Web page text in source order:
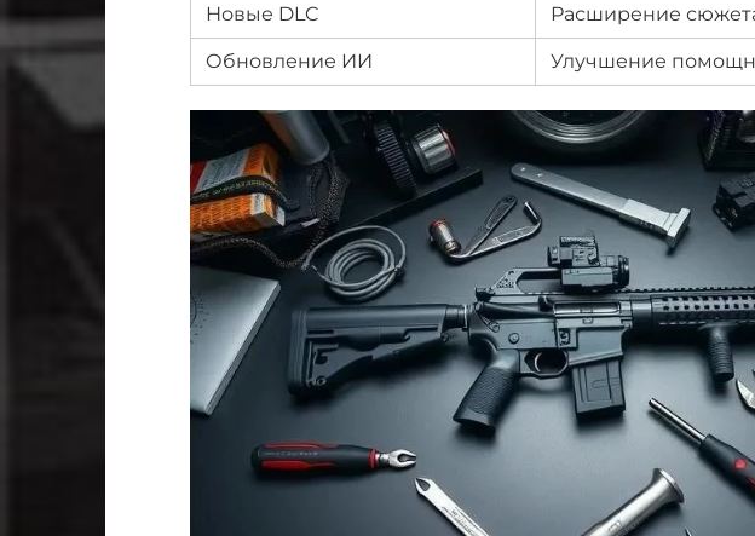
Новые DLC Расширение
Обновление ИИ Улучшение